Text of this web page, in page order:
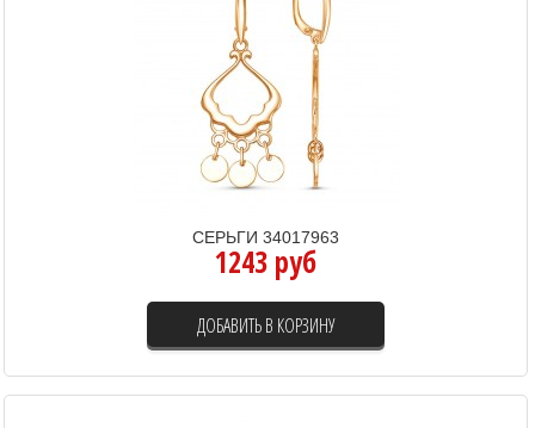
СЕРЬГИ 34017963
1243 руб
ДОБАВИТЬ В КОРЗИНУ